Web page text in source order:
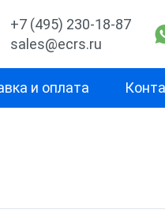
+7 (495) 230-18-87
sales@ecrs.ru
и оплата
12